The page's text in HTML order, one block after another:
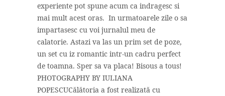
experiente pot spune acum ca indragesc si
mai mult acest oras. In urmatoarele zile o sa
impartasesc cu voi jurnalul meu de
calatorie. Astazi va las un prim set de poze,
un set cu iz romantic intr-un cadru perfect
de toamna. Sper sa va placa! Bisous a tous!
PHOTOGRAPHY BY IULIANA
POPESCUCălătoria a fost realizată cu